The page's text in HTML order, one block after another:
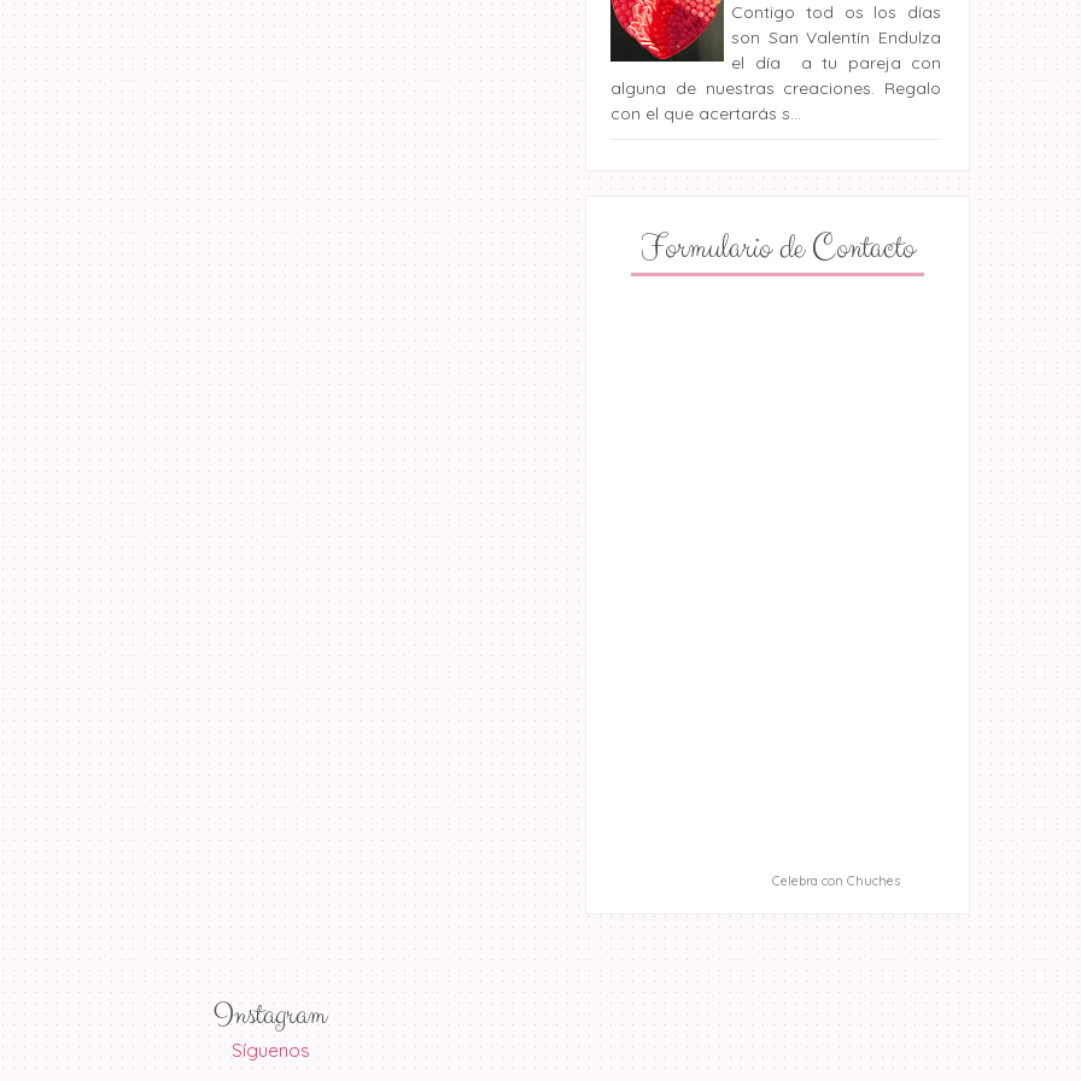
Contigo tod os los días
son San Valentín Endulza
el día a tu pareja con
alguna de nuestras creaciones. Regalo
con el que acertarás s...
Formulario de Contacto
Celebra con Chuches
Instagram
Síguenos